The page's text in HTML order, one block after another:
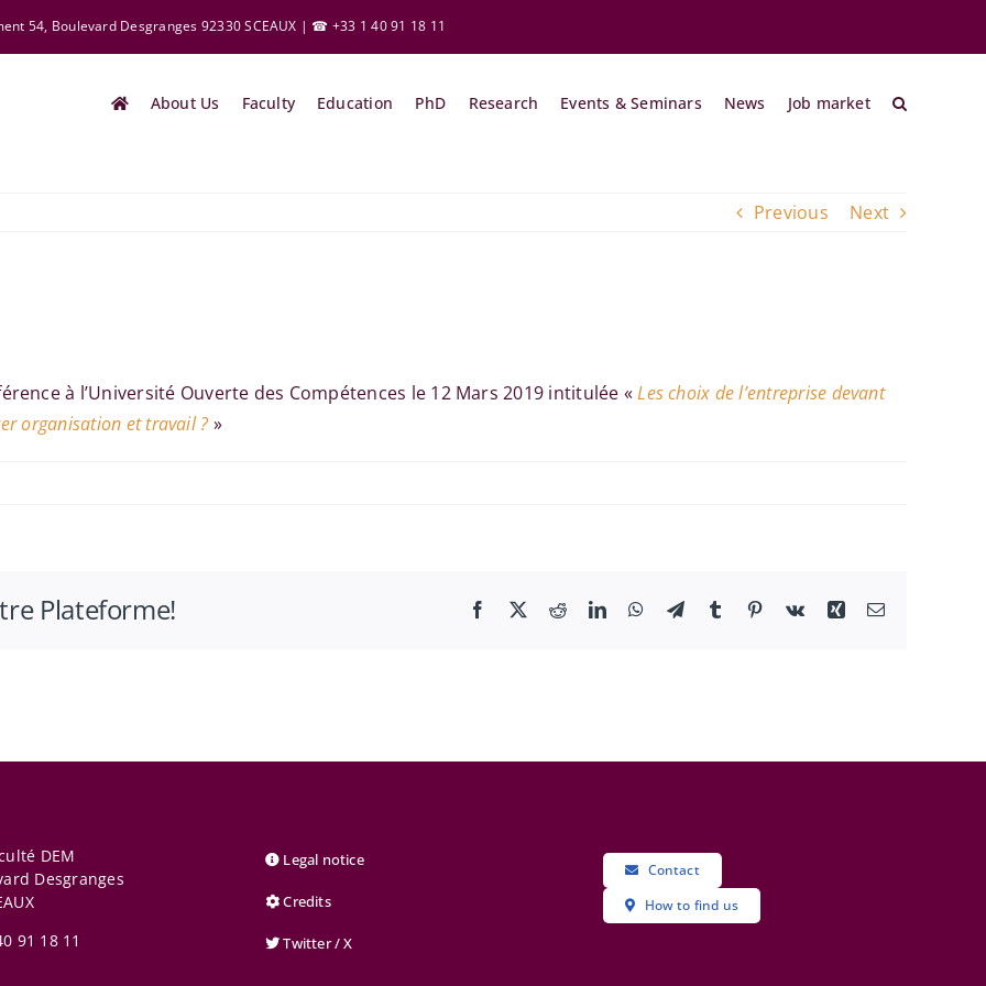
54, Boulevard Desgranges 92330 SCEAUX | ☎ +33 1 40 91 18 11
About Us Faculty Education PhD Research Events & Seminars News Job market
Previous Next
à l’Université Ouverte des Compétences le 12 Mars 2019 intitulée «Les choix de l’entreprise devant
organisation et travail ?»
Plateforme! Facebook
X RedditLinkedInWhatsApp
TelegramTumblr Pinterest
Vk Xing Email
DEM
Desgranges
91 18 11
Legal notice
Credits
Twitter / X
Contact
How to find us